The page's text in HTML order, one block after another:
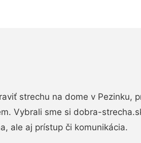
strechu na dome v Pezinku,
Vybrali sme si dobra-
ale aj prístup či komunikácia.